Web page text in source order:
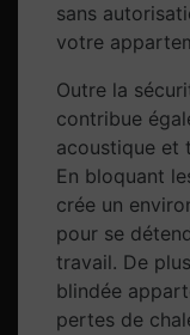
sans
votre
Outre la
contribue
acoustique et
En bloquant
crée un
pour se
travail. De
blindée
pertes de